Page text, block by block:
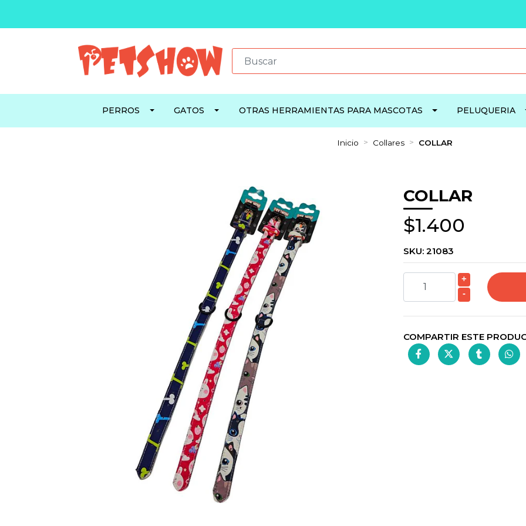
PERROS GATOS OTRAS HERRAMIENTAS PARA MASCOTAS PELUQUERIA
Inicio Collares COLLAR
COLLAR
$1.400
SKU: 21083
+
-
COMPARTIR ESTE